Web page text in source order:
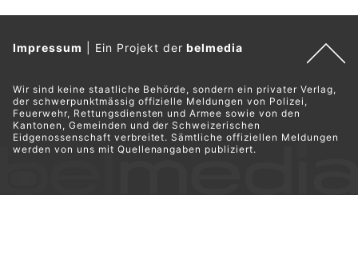
Impressum Ein Projekt derbelmedia
Wir sind keine staatliche Behörde, sondern ein privater Verlag,
der schwerpunktmässig offizielle Meldungen von Polizei,
Feuerwehr, Rettungsdiensten und Armee sowie von den
Kantonen, Gemeinden und der Schweizerischen
Eidgenossenschaft verbreitet. Sämtliche offiziellen Meldungen
werden von uns mit Quellenangaben publiziert.